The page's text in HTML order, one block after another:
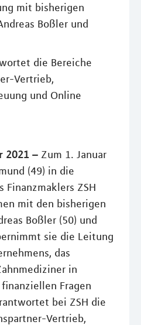
mit bisherigen
Boßler und
die Bereiche
Vertrieb,
und Online
2021 – Zum 1. Januar
(49) in die
Finanzmaklers ZSH
mit den bisherigen
Boßler (50) und
sie die Leitung
das
in
Fragen
bei ZSH die
Vertrieb,